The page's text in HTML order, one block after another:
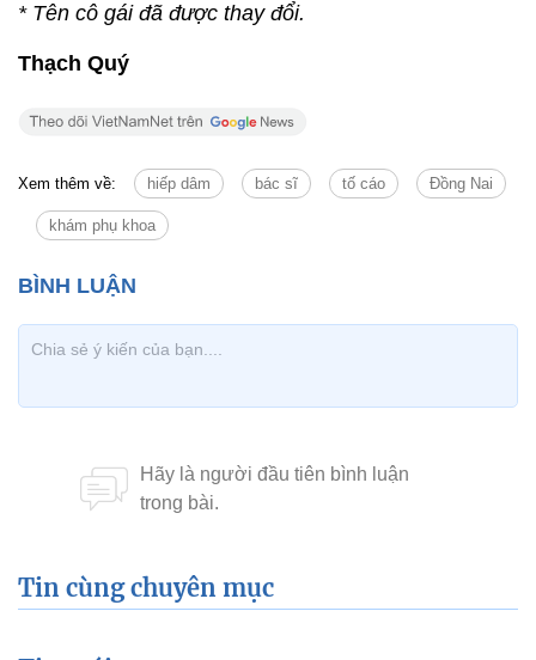
* Tên cô gái đã được thay đổi.
Thạch Quý
Xem thêm về: hiếp dâm bác sĩ tố cáo Đồng Nai
khám phụ khoa
Tin cùng chuyên mục